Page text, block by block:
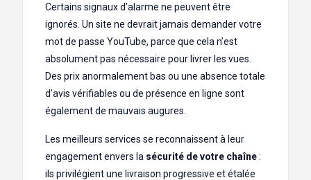
Certains signaux d’alarme ne peuvent être
ignorés. Un site ne devrait jamais demander votre
mot de passe YouTube, parce que cela n’est
absolument pas nécessaire pour livrer les vues.
Des prix anormalement bas ou une absence totale
d’avis vérifiables ou de présence en ligne sont
également de mauvais augures.
Les meilleurs services se reconnaissent à leur
engagement envers la sécurité de votre chaîne:
ils privilégient une livraison progressive et étalée